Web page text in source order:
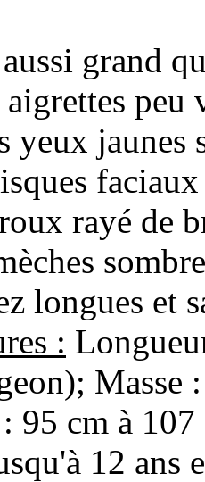
aussi grand
yeux jaunes
rayé de
longues et
:
95 cm à 107
12 ans